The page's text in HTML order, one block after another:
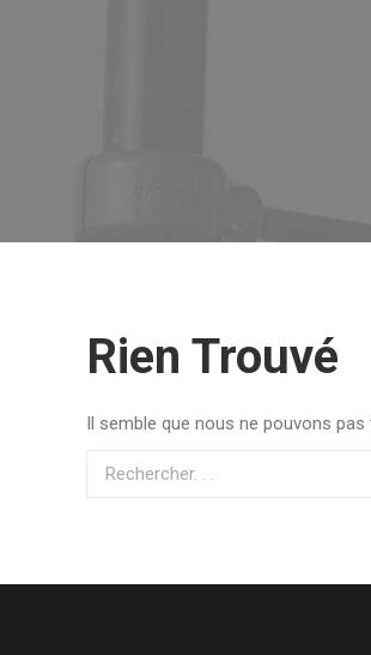
Rien Trouvé
Il semble que nous ne pouvons